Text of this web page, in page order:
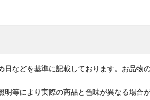
などを基準に記載しております。お品物
等により実際の商品と色味が異なる場合が